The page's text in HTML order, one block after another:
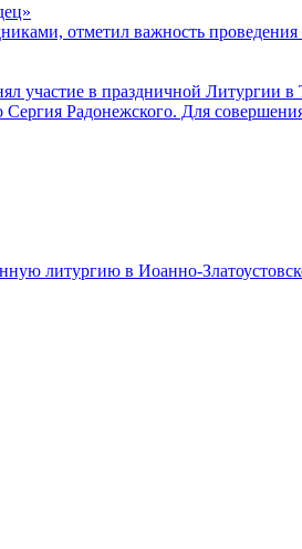
отметил важность проведения
участие в праздничной Литургии в
Радонежского. Для
литургию в Иоанно-